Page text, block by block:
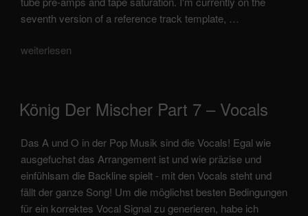
seventh version of a reference track template, …
„my
weiterlesen
veröffentlicht
am
König Der Mischer Part 7 – Vocals
Das A und O in der Pop Musik sind die Vocals! Egal wie
ausgefuchst das Arrangement ist und wie präzise und
einfühlsam die Backline spielt - mit den Vocals steht und
fällt der ganze Song! Um die möglichst besten Bedingungen
für ein korrektes Vocal Signal zu generieren, habe ich